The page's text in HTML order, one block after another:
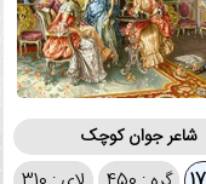
شاعر جوان کوچک